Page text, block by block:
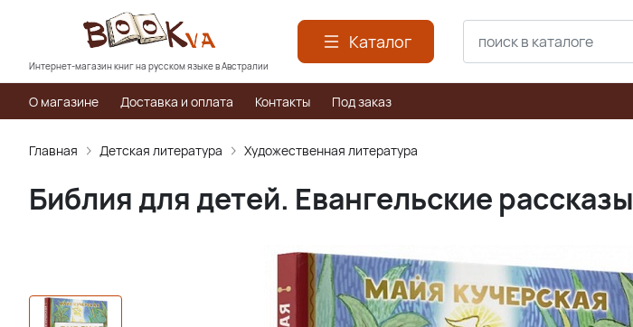
Интернет-магазин книг на русском языке в Австралии
Каталог
О магазине Доставка и оплата Контакты Под заказ
Главная Детская литература Художественная литература
Библия для детей. Евангельские рассказы